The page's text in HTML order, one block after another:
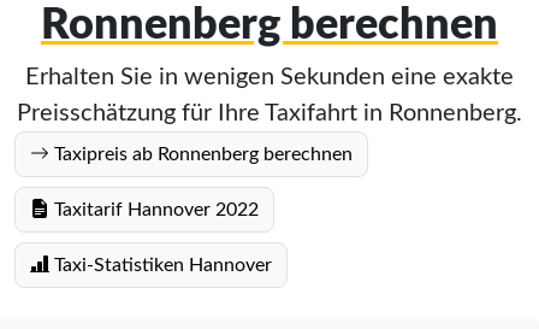
Ronnenberg berechnen
Erhalten Sie in wenigen Sekunden eine exakte
Preisschätzung für Ihre Taxifahrt in Ronnenberg.
Taxipreis ab Ronnenberg berechnen
Taxitarif Hannover 2022
Taxi-Statistiken Hannover